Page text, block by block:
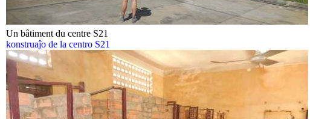
Un bâtiment du centre S21
konstruaĵo de la centro S21